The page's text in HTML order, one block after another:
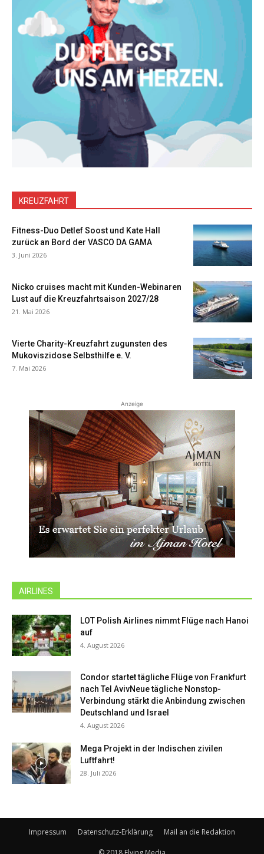
KREUZFAHRT
Fitness-Duo Detlef Soost und Kate Hall
zurück an Bord der VASCO DA GAMA
3. Juni 2026
Nicko cruises macht mit Kunden-Webinaren
Lust auf die Kreuzfahrtsaison 2027/28
21. Mai 2026
Vierte Charity-Kreuzfahrt zugunsten des
Mukoviszidose Selbsthilfe e. V.
7. Mai 2026
Anzeige
AIRLINES
LOT Polish Airlines nimmt Flüge nach Hanoi
auf
4. August 2026
Condor startet tägliche Flüge von Frankfurt
nach Tel AvivNeue tägliche Nonstop-
Verbindung stärkt die Anbindung zwischen
Deutschland und Israel
4. August 2026
Mega Projekt in der Indischen zivilen
Luftfahrt!
28. Juli 2026
Impressum Datenschutz-Erklärung Mail an die Redaktion